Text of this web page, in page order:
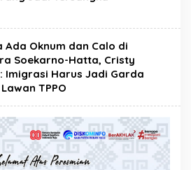
Ada Oknum dan Calo di
Soekarno-Hatta, Cristy
Imigrasi Harus Jadi Garda
TPPO